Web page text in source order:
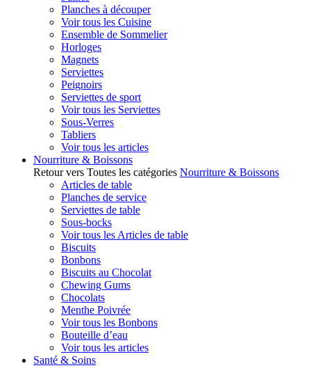
Planches à découper
Voir tous les Cuisine
Ensemble de Sommelier
Horloges
Magnets
Serviettes
Peignoirs
Serviettes de sport
Voir tous les Serviettes
Sous-Verres
Tabliers
Voir tous les articles
Nourriture & Boissons
Retour vers Toutes les catégories Nourriture & Boissons
Articles de table
Planches de service
Serviettes de table
Sous-bocks
Voir tous les Articles de table
Biscuits
Bonbons
Biscuits au Chocolat
Chewing Gums
Chocolats
Menthe Poivrée
Voir tous les Bonbons
Bouteille d’eau
Voir tous les articles
Santé & Soins